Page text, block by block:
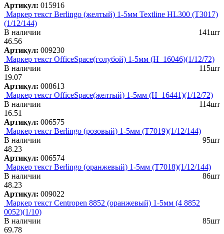
Артикул: 015916
Маркер текст Berlingo (желтый) 1-5мм Textline HL300 (T3017)
(1/12/144)
В наличии
141шт
46.56
Артикул: 009230
Маркер текст OfficeSpace(голубой) 1-5мм (H_16046)(1/12/72)
В наличии
115шт
19.07
Артикул: 008613
Маркер текст OfficeSpace(желтый) 1-5мм (H_16441)(1/12/72)
В наличии
114шт
16.51
Артикул: 006575
Маркер текст Berlingo (розовый) 1-5мм (T7019)(1/12/144)
В наличии
95шт
48.23
Артикул: 006574
Маркер текст Berlingo (оранжевый) 1-5мм (T7018)(1/12/144)
В наличии
86шт
48.23
Артикул: 009022
Маркер текст Centropen 8852 (оранжевый) 1-5мм (4 8852
0052)(1/10)
В наличии
85шт
69.78